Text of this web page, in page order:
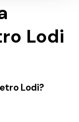
Lodi
Lodi?